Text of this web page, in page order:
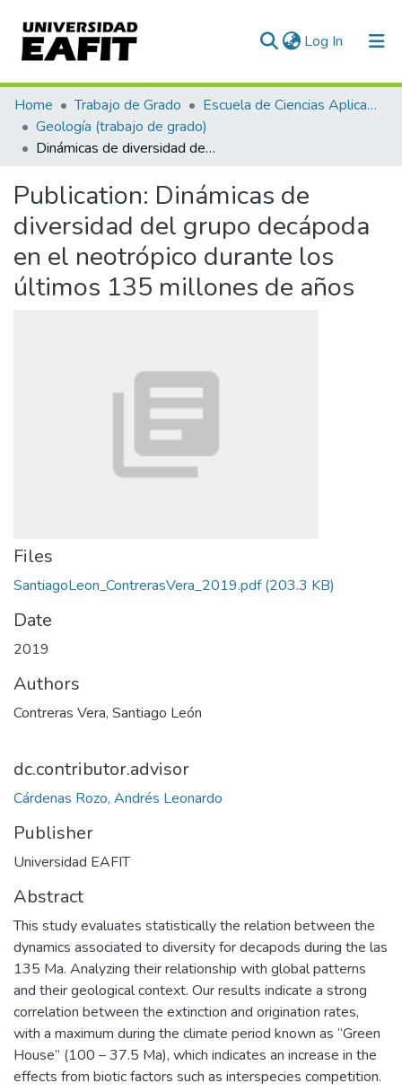
Log In (current)
Communities & Collections
All of DSpace
Home Trabajo de Grado
Escuela de Ciencias Aplicadas e Ingeniería
Geología (trabajo de grado)
Dinámicas de diversidad del grupo decápoda en el neotrópico durante los últimos 135 millones de años
Publication: Dinámicas de
diversidad del grupo decápoda
en el neotrópico durante los
últimos 135 millones de años
Files
SantiagoLeon_ContrerasVera_2019.pdf(203.3 KB)
Date
2019
Authors
Contreras Vera, Santiago León
dc.contributor.advisor
Cárdenas Rozo, Andrés Leonardo
Publisher
Universidad EAFIT
Abstract
This study evaluates statistically the relation between the
dynamics associated to diversity for decapods during the las
135 Ma. Analyzing their relationship with global patterns
and their geological context. Our results indicate a strong
correlation between the extinction and origination rates,
with a maximum during the climate period known as “Green
House” (100 – 37.5 Ma), which indicates an increase in the
effects from biotic factors such as interspecies competition.